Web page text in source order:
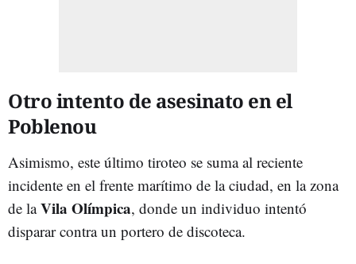
Otro intento de asesinato en el
Poblenou
Asimismo, este último tiroteo se suma al reciente
incidente en el frente marítimo de la ciudad, en la zona
de laVila Olímpica, donde un individuo intentó
disparar contra un portero de discoteca.